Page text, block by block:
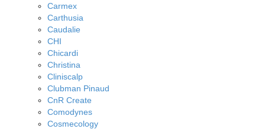
Carmex
Carthusia
Caudalie
CHI
Chicardi
Christina
Cliniscalp
Clubman Pinaud
CnR Create
Comodynes
Cosmecology